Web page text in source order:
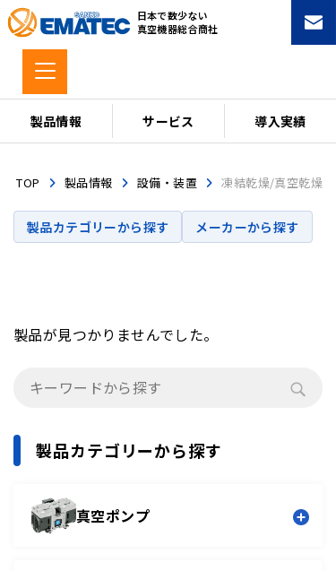
コ
ン
ツ
ス
プ
日本で数少ない
真空機器総合商社
製品情報 サービス 導入実績
TOP 製品情報 設備・装置 凍結乾燥/真空乾燥
製品カテゴリーから探す メーカーから探す
製品が見つかりませんでした。
製品カテゴリーから探す
真空ポンプ